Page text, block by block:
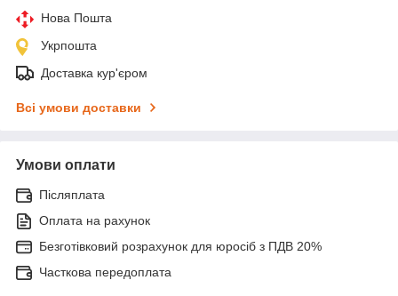
Нова Пошта
Укрпошта
Доставка кур'єром
Всі умови доставки
Умови оплати
Післяплата
Оплата на рахунок
Безготівковий розрахунок для юросіб з ПДВ 20%
Часткова передоплата